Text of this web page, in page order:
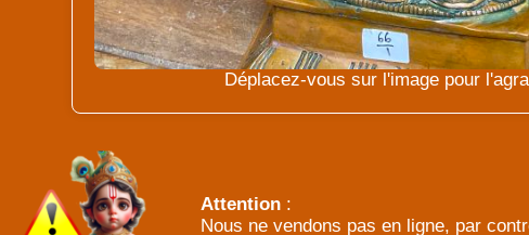
Déplacez-vous sur l'image pour
Attention :
Nous ne vendons pas en ligne, par